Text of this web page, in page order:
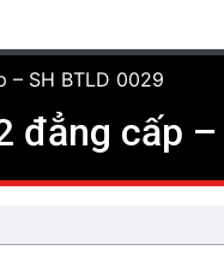
SH BTLD 0029
cấp –